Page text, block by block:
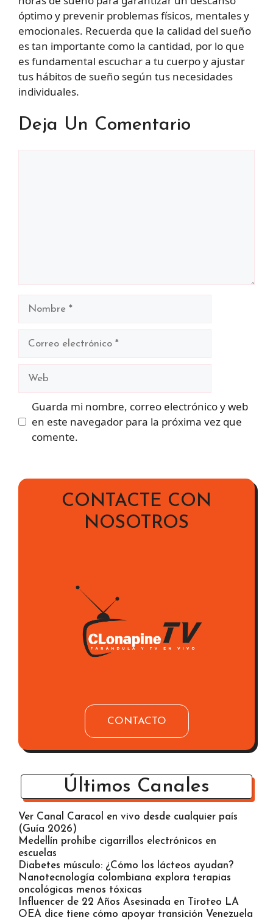
óptimo y prevenir problemas físicos, mentales y
emocionales. Recuerda que la calidad del sueño
es tan importante como la cantidad, por lo que
es fundamental escuchar a tu cuerpo y ajustar
tus hábitos de sueño según tus necesidades
individuales.
Deja Un Comentario
Nombre
Guarda mi nombre, correo electrónico y web
en este navegador para la próxima vez que
comente.
CONTACTE CON
NOSOTROS
CONTACTO
Últimos Canales
Ver Canal Caracol en vivo desde cualquier país
(Guía 2026)
Medellín prohíbe cigarrillos electrónicos en
escuelas
Diabetes músculo: ¿Cómo los lácteos ayudan?
Nanotecnología colombiana explora terapias
oncológicas menos tóxicas
Influencer de 22 Años Asesinada en Tiroteo LA
OEA dice tiene cómo apoyar transición Venezuela